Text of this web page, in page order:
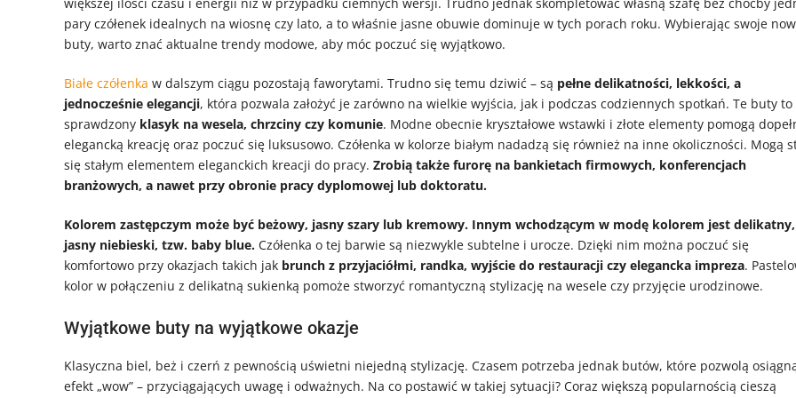
pary czółenek idealnych na wiosnę czy lato, a to właśnie jasne obuwie dominuje w tych porach roku. Wybierając swoje
buty, warto znać aktualne trendy modowe, aby móc poczuć się wyjątkowo.
Białe czółenka w dalszym ciągu pozostają faworytami. Trudno się temu dziwić – są pełne delikatności, lekkości, a
jednocześnie elegancji, która pozwala założyć je zarówno na wielkie wyjścia, jak i podczas codziennych spotkań. Te buty to
sprawdzony klasyk na wesela, chrzciny czy komunie. Modne obecnie kryształowe wstawki i złote elementy pomogą
elegancką kreację oraz poczuć się luksusowo. Czółenka w kolorze białym nadadzą się również na inne okoliczności. Mogą
się stałym elementem eleganckich kreacji do pracy. Zrobią także furorę na bankietach firmowych, konferencjach
branżowych, a nawet przy obronie pracy dyplomowej lub doktoratu.
Kolorem zastępczym może być beżowy, jasny szary lub kremowy. Innym wchodzącym w modę kolorem jest delikatny,
jasny niebieski, tzw. baby blue. Czółenka o tej barwie są niezwykle subtelne i urocze. Dzięki nim można poczuć się
komfortowo przy okazjach takich jak brunch z przyjaciółmi, randka, wyjście do restauracji czy elegancka impreza.
kolor w połączeniu z delikatną sukienką pomoże stworzyć romantyczną stylizację na wesele czy przyjęcie urodzinowe.
Wyjątkowe buty na wyjątkowe okazje
Klasyczna biel, beż i czerń z pewnością uświetni niejedną stylizację. Czasem potrzeba jednak butów, które pozwolą
efekt „wow” – przyciągających uwagę i odważnych. Na co postawić w takiej sytuacji? Coraz większą popularnością cieszą